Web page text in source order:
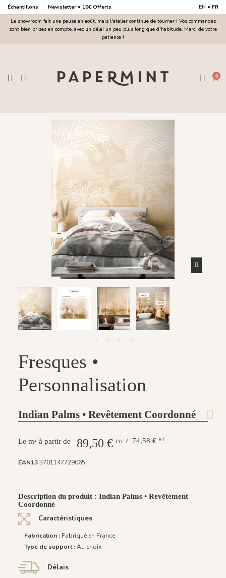
Échantillons Newsletter • 10€ Offerts EN • FR
Le showroom fait une pause en août, mais l'atelier continue de tourner ! Vos commandes
sont bien prises en compte, avec un délai un peu plus long que d'habitude. Merci de votre
patience !
0
Fresques •
Personnalisation
Indian Palms • Revêtement Coordonné
89,50 € TTC / 74,58 € HT
EAN133701147729065
Description du produit : Indian Palms • Revêtement
Coordonné
Caractéristiques
Fabrication : Fabriqué en France
Type de support :Au choix
Délais